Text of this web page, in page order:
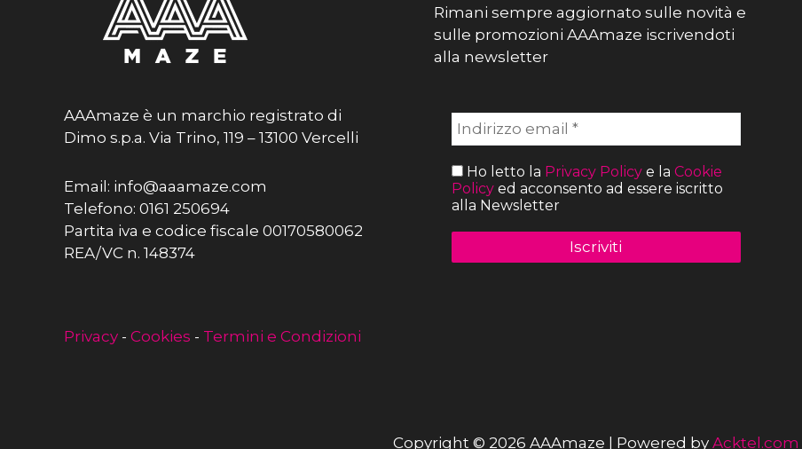
AAAmaze è un marchio registrato di
Dimo s.p.a. Via Trino, 119 – 13100 Vercelli
Email: info@aaamaze.com
Telefono: 0161 250694
Partita iva e codice fiscale 00170580062
REA/VC n. 148374
Privacy - Cookies - Termini e Condizioni
Rimani sempre aggiornato sulle novità e
sulle promozioni AAAmaze iscrivendoti
alla newsletter
Ho letto la Privacy Policye la Cookie
Policyed acconsento ad essere iscritto
alla Newsletter
Copyright © 2026 AAAmaze | Powered by Acktel.com